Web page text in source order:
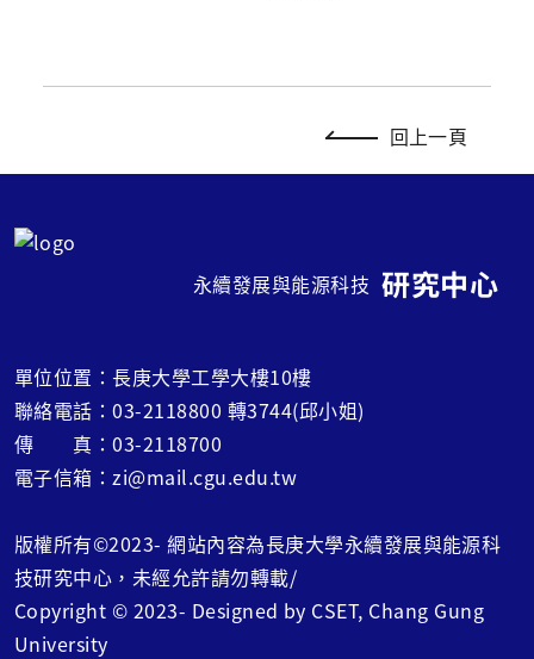
回上一頁
永續發展與能源科技 研究中心
單位位置：長庚大學工學大樓10樓
聯絡電話：03-2118800 轉3744(邱小姐)
傳 真：03-2118700
電子信箱：zi@mail.cgu.edu.tw
版權所有©2023- 網站內容為長庚大學永續發展與能源科
技研究中心，未經允許請勿轉載/
Copyright © 2023- Designed by CSET, Chang Gung
University